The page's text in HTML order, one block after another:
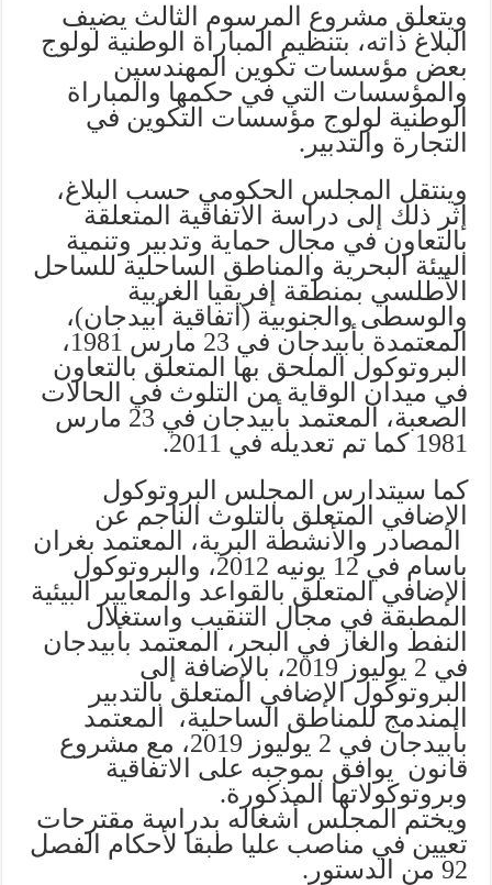
ويتعلق مشروع المرسوم الثالث يضيف
البلاغ ذاته، بتنظيم المباراة الوطنية لولوج
بعض مؤسسات تكوين المهندسين
والمؤسسات التي في حكمها والمباراة
الوطنية لولوج مؤسسات التكوين في
التجارة والتدبير.
وينتقل المجلس الحكومي حسب البلاغ،
إثر ذلك إلى دراسة الاتفاقية المتعلقة
بالتعاون في مجال حماية وتدبير وتنمية
البيئة البحرية والمناطق الساحلية للساحل
الأطلسي بمنطقة إفريقيا الغربية
والوسطى والجنوبية (اتفاقية أبيدجان)،
المعتمدة بأبيدجان في 23 مارس 1981،
البروتوكول الملحق بها المتعلق بالتعاون
في ميدان الوقاية من التلوث في الحالات
الصعبة، المعتمد بأبيدجان في 23 مارس
1981 كما تم تعديله في 2011.
كما سيتدارس المجلس البروتوكول
الإضافي المتعلق بالتلوث الناجم عن
المصادر والأنشطة البرية، المعتمد بغران
باسام في 12 يونيه 2012، والبروتوكول
الإضافي المتعلق بالقواعد والمعايير البيئية
المطبقة في مجال التنقيب واستغلال
النفط والغاز في البحر، المعتمد بأبيدجان
في 2 يوليوز 2019، بالإضافة إلى
البروتوكول الإضافي المتعلق بالتدبير
المندمج للمناطق الساحلية، المعتمد
بأبيدجان في 2 يوليوز 2019، مع مشروع
قانون يوافق بموجبه على الاتفاقية
وبروتوكولاتها المذكورة.
ويختم المجلس أشغاله بدراسة مقترحات
تعيين في مناصب عليا طبقا لأحكام الفصل
92 من الدستور.